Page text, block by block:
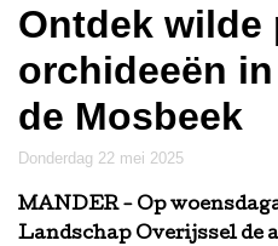
Ontdek wilde
orchideeën
de Mosbeek
donderdag 22 mei 2025
MANDER- Op
Landschap Overijssel de